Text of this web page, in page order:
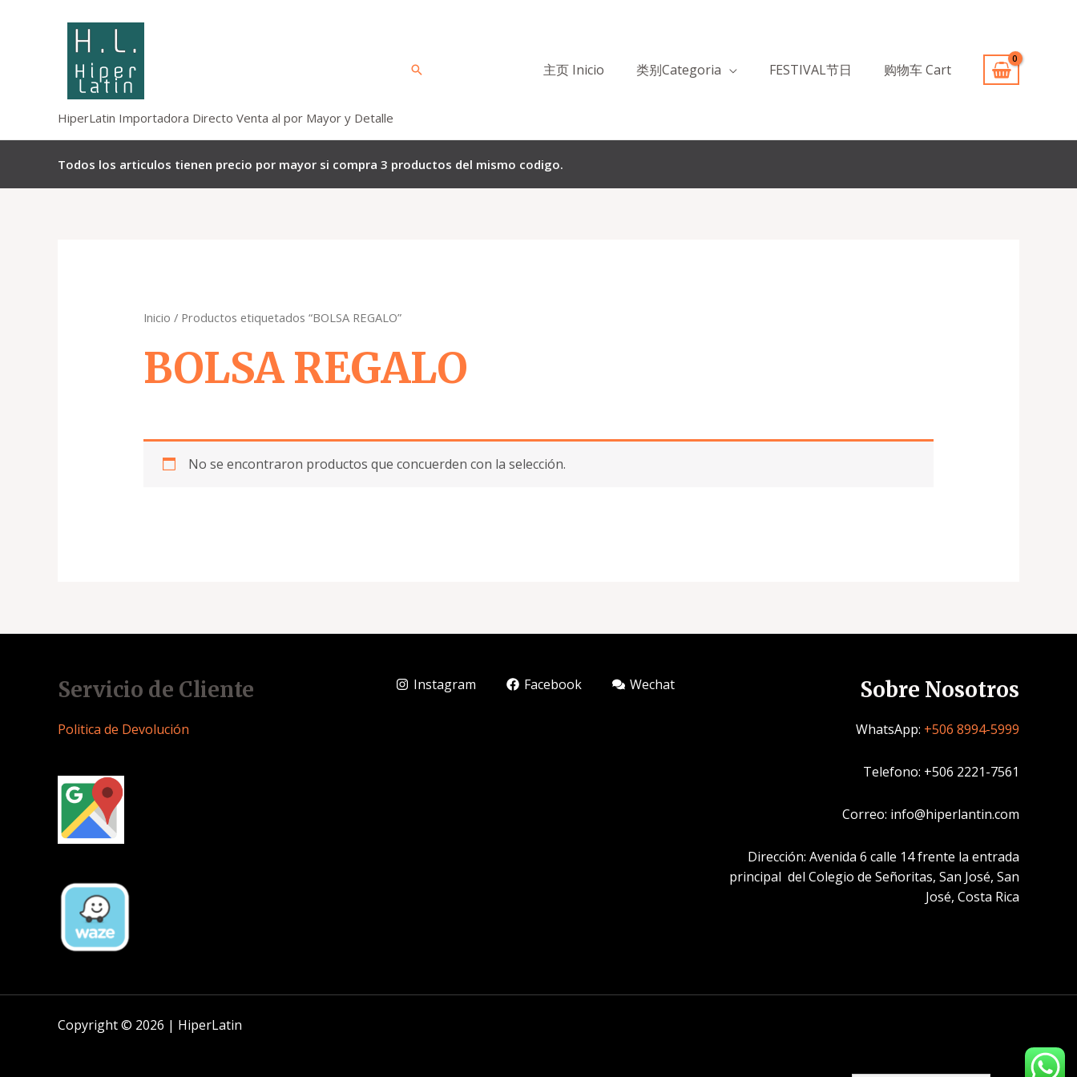
HiperLatin Importadora Directo Venta al por Mayor y Detalle
Buscar 主页 Inicio 类别Categoria FESTIVAL节日 购物车 Cart
Todos los articulos tienen precio por mayor si compra 3 productos del mismo codigo.
Inicio / Productos etiquetados “BOLSA REGALO”
BOLSA REGALO
No se encontraron productos que concuerden con la selección.
Servicio de Cliente
Politica de Devolución
Instagram Facebook Wechat Sobre Nosotros
WhatsApp: +506 8994-5999
Telefono: +506 2221-7561
Correo: info@hiperlantin.com
Dirección: Avenida 6 calle 14 frente la entrada
principal del Colegio de Señoritas, San José, San
José, Costa Rica
Copyright © 2026 | HiperLatin